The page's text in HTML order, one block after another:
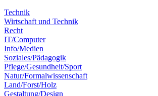
Technik
Wirtschaft und Technik
Recht
IT/Computer
Info/Medien
Soziales/Pädagogik
Pflege/Gesundheit/Sport
Natur/Formalwissenschaft
Land/Forst/Holz
Gestaltung/Design